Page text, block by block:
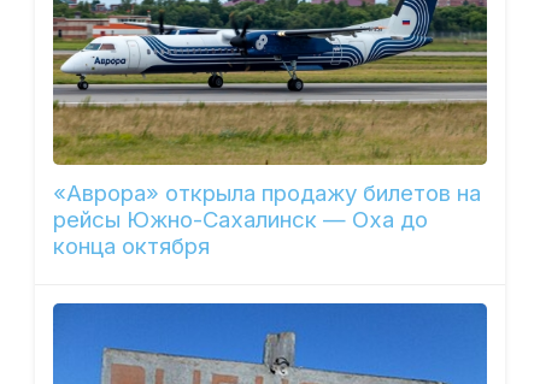
«Аврора» открыла продажу билетов на
рейсы Южно-Сахалинск — Оха до
конца октября